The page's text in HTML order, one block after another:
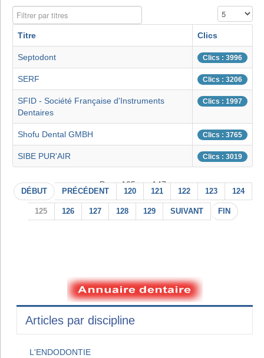
Filtrer par titres Affichage #
Titre Clics
Septodont Clics : 3996
SERF Clics : 3206
SFID - Société Française d'Instruments
Dentaires
Clics : 1997
Shofu Dental GMBH Clics : 3765
SIBE PUR'AIR Clics : 3019
Page 125 sur 147
DÉBUT PRÉCÉDENT 120 121 122 123 124
125 126 127 128 129 SUIVANT FIN
Articles par discipline
L'ENDODONTIE